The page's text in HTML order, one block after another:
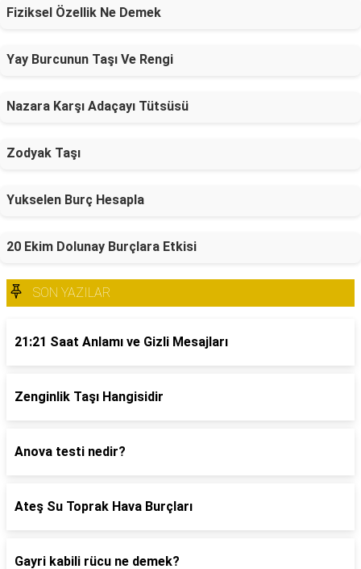
Fiziksel Özellik Ne Demek
Yay Burcunun Taşı Ve Rengi
Nazara Karşı Adaçayı Tütsüsü
Zodyak Taşı
Yukselen Burç Hesapla
20 Ekim Dolunay Burçlara Etkisi
SON YAZILAR
21:21 Saat Anlamı ve Gizli Mesajları
Zenginlik Taşı Hangisidir
Anova testi nedir?
Ateş Su Toprak Hava Burçları
Gayri kabili rücu ne demek?